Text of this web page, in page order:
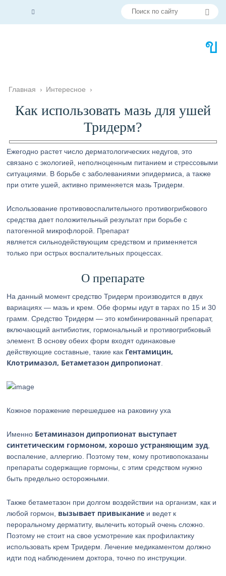
Главная › Интересное ›
Как использовать мазь для ушей
Тридерм?
Ежегодно растет число дерматологических недугов, это
связано с экологией, неполноценным питанием и стрессовыми
ситуациями. В борьбе с заболеваниями эпидермиса, а также
при отите ушей, активно применяется мазь Тридерм.
Использование противовоспалительного противогрибкового
средства дает положительный результат при борьбе с
патогенной микрофлорой. Препарат
является сильнодействующим средством и применяется
только при острых воспалительных процессах.
О препарате
На данный момент средство Тридерм производится в двух
вариациях — мазь и крем. Обе формы идут в тарах по 15 и 30
грамм. Средство Тридерм — это комбинированный препарат,
включающий антибиотик, гормональный и противогрибковый
элемент. В основу обеих форм входят одинаковые
действующие составные, такие как Гентамицин,
Клотримазол, Бетаметазон дипропионат
Кожное поражение перешедшее на раковину уха
Именно Бетаминазон дипропионат выступает
синтетическим гормоном, хорошо устраняющим зуд
воспаление, аллергию. Поэтому тем, кому противопоказаны
препараты содержащие гормоны, с этим средством нужно
быть предельно осторожными.
Также бетаметазон при долгом воздействии на организм, как и
любой гормон, вызывает привыкание и ведет к
пероральному дерматиту, вылечить который очень сложно.
Поэтому не стоит на свое усмотрение как профилактику
использовать крем Тридерм. Лечение медикаментом должно
идти под наблюдением доктора, точно по инструкции.